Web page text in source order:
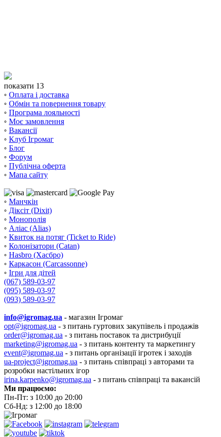
показати 13
◦ Оплата і доставка
◦ Обмін та повернення товару
◦ Програма лояльності
◦ Моє замовлення
◦ Вакансії
◦ Клуб Ігромаг
◦ Блог
◦ Форум
◦ Публічна оферта
◦ Мапа сайту
◦ Манчкін
◦ Діксіт (Dixit)
◦ Монополія
◦ Аліас (Alias)
◦ Квиток на потяг (Ticket to Ride)
◦ Колонізатори (Catan)
◦ Hasbro (Хасбро)
◦ Каркасон (Carcassonne)
◦ Ігри для дітей
(067) 589-03-97
(095) 589-03-97
(093) 589-03-97
info@igromag.ua - магазин Ігромаг
opt@igromag.ua - з питань гуртових закупівель і продажів
order@igromag.ua - з питань поставок та дистрибуції
marketing@igromag.ua - з питань контенту та маркетингу
event@igromag.ua - з питань організації ігротек і заходів
ua-project@igromag.ua - з питань співпраці з авторами та
розробки настільних ігор
irina.karpenko@igromag.ua - з питань співпраці та вакансій
Ми працюємо:
Пн-Пт: з 10:00 до 20:00
Сб-Нд: з 12:00 до 18:00